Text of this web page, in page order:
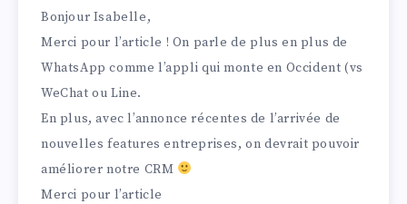
Bonjour Isabelle,
Merci pour l’article ! On parle de plus en plus de
WhatsApp comme l’appli qui monte en Occident (vs
WeChat ou Line.
En plus, avec l’annonce récentes de l’arrivée de
nouvelles features entreprises, on devrait pouvoir
améliorer notre CRM
Merci pour l’article